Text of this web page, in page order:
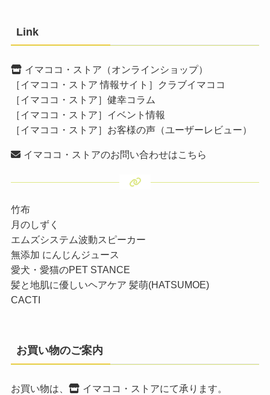
Link
イマココ・ストア（オンラインショップ）
［イマココ・ストア 情報サイト］クラブイマココ
［イマココ・ストア］健幸コラム
［イマココ・ストア］イベント情報
［イマココ・ストア］お客様の声（ユーザーレビュー）
イマココ・ストアのお問い合わせはこちら
竹布
月のしずく
エムズシステム波動スピーカー
無添加 にんじんジュース
愛犬・愛猫のPET STANCE
髪と地肌に優しいヘアケア 髪萌(HATSUMOE)
CACTI
お買い物のご案内
お買い物は、 イマココ・ストアにて承ります。